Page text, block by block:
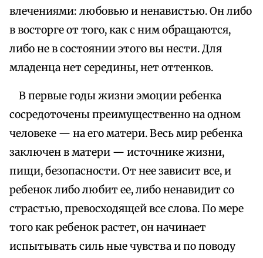
влечениями: любовью и ненавистью. Он либо
в восторге от того, как с ним обращаются,
либо не в состоянии этого вы нести. Для
младенца нет середины, нет оттенков.
В первые годы жизни эмоции ребенка
сосредоточены преимущественно на одном
человеке — на его матери. Весь мир ребенка
заключен в матери — источнике жизни,
пищи, безопасности. От нее зависит все, и
ребенок либо любит ее, либо ненавидит со
страстью, превосходящей все слова. По мере
того как ребенок растет, он начинает
испытывать силь ные чувства и по поводу